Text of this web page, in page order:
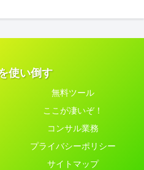
使い倒す
無料ツール
ここが凄いぞ！
コンサル業務
プライバシーポリシー
サイトマップ